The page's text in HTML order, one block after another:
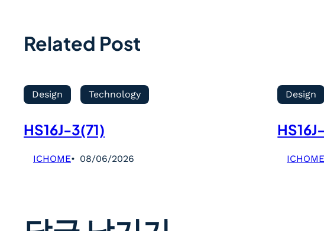
Related Post
Design Technology
HS16J-3(71)
ICHOME 08/06/2026
Design
ICHOME